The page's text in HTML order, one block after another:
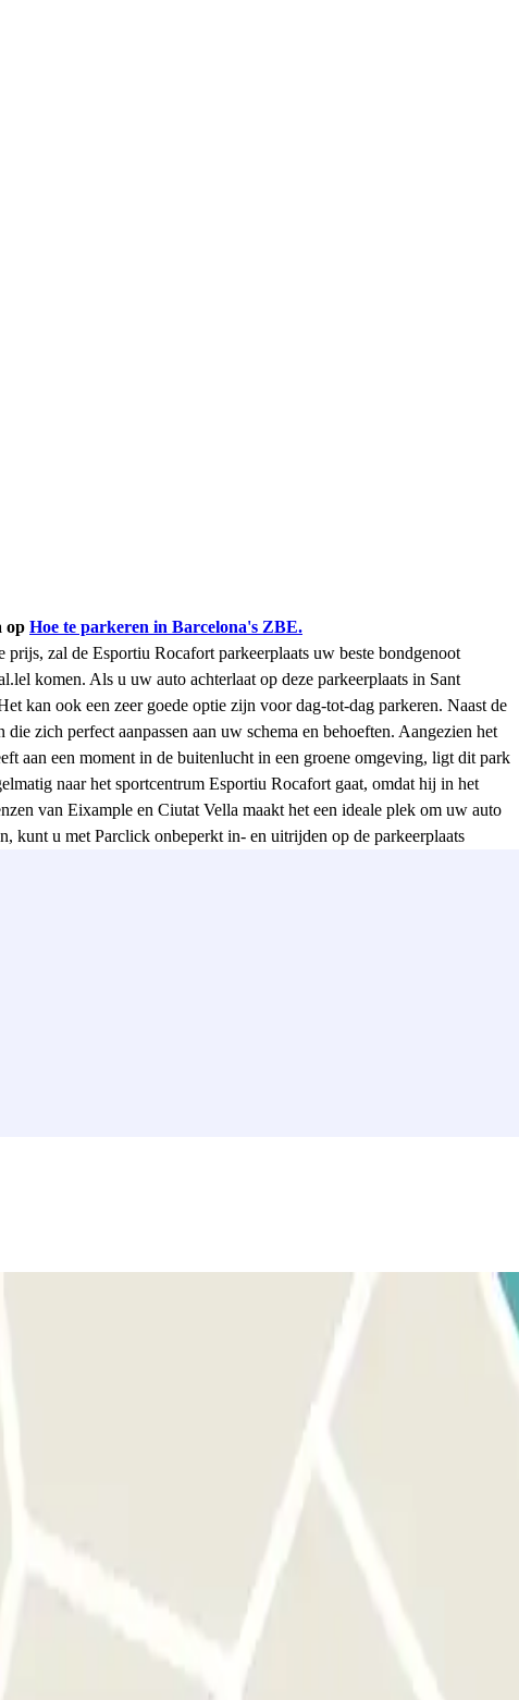
op Hoe te parkeren in Barcelona's ZBE.
zal de Esportiu Rocafort parkeerplaats uw beste bondgenoot
komen. Als u uw auto achterlaat op deze parkeerplaats in Sant
kan ook een zeer goede optie zijn voor dag-tot-dag parkeren. Naast de
zich perfect aanpassen aan uw schema en behoeften. Aangezien het
aan een moment in de buitenlucht in een groene omgeving, ligt dit park
naar het sportcentrum Esportiu Rocafort gaat, omdat hij in het
van Eixample en Ciutat Vella maakt het een ideale plek om uw auto
kunt u met Parclick onbeperkt in- en uitrijden op de parkeerplaats
de parking zonder een minuut te verliezen. Bovendien kunt u in deze
van Parclick en het parkeerticket. BIJ HET
Gebruik de afstandsbediening die je hebt gekregen van